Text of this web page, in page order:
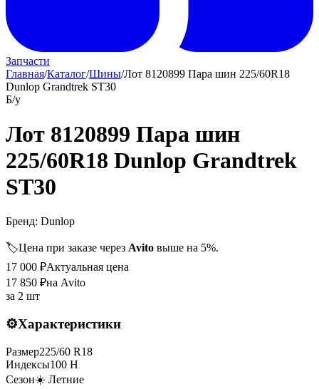
Запчасти
Главная/Каталог/Шины/Лот 8120899 Пара шин 225/60R18
Dunlop Grandtrek ST30
Б/у
Лот 8120899 Пара шин
225/60R18 Dunlop Grandtrek
ST30
Бренд: Dunlop
🏷️Цена при заказе через Avito выше на 5%.
17 000 ₽Актуальная цена
17 850 ₽на Avito
за 2 шт
⚙️Характеристики
Размер225/60 R18
Индексы100 H
Сезон☀️ Летние